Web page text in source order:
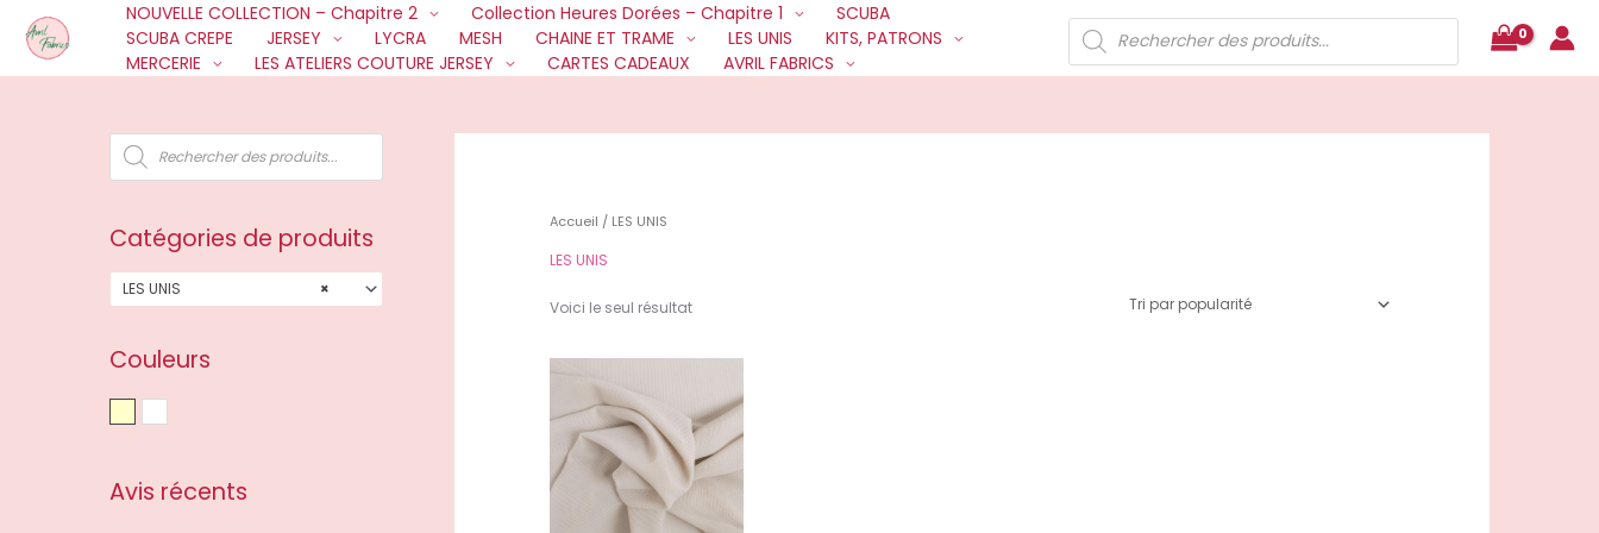
contenu
NOUVELLE COLLECTION – Chapitre 2 Collection Heures Dorées – Chapitre 1
SCUBA
SCUBA CREPE
JERSEY LYCRA MESH CHAINE ET TRAME LES UNIS
KITS, PATRONS
MERCERIE
LES ATELIERS COUTURE JERSEY CARTES CADEAUX AVRIL FABRICS
Recherche
de
produits
R
h
h
e
r
u
i
s
Catégories de produits
×
LES UNIS
Couleurs
Avis récents
Accueil / LES UNIS
LES UNIS
Voici le seul résultat